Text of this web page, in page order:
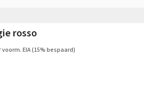
rosso
voorm. EIA(15% bespaard)